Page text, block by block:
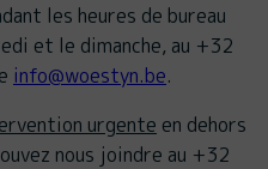
les heures de bureau
et le dimanche, au +32
info@woestyn.be.
urgente en dehors
nous joindre au +32